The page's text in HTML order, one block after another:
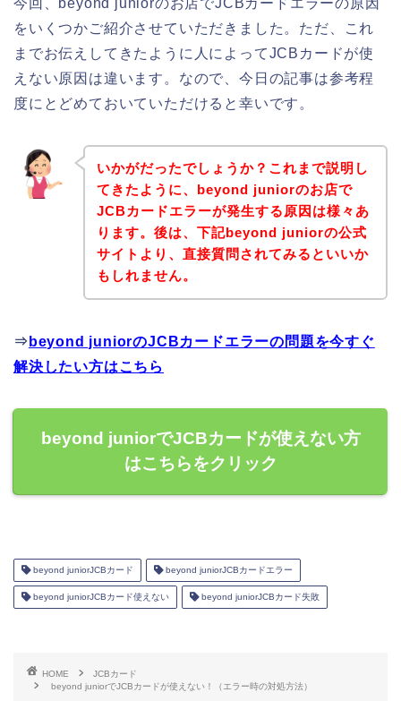
をいくつかご紹介させていただきました。ただ、これ
までお伝えしてきたように人によってJCBカードが使
えない原因は違います。なので、今日の記事は参考程
度にとどめておいていただけると幸いです。
いかがだったでしょうか？これまで説明し
てきたように、beyond juniorのお店で
JCBカードエラーが発生する原因は様々あ
ります。後は、下記beyond juniorの公式
サイトより、直接質問されてみるといいか
もしれません。
⇒ beyond juniorのJCBカードエラーの問題を今すぐ
解決したい方はこちら
beyond juniorでJCBカードが使えない方
はこちらをクリック
beyond juniorJCBカード beyond juniorJCBカードエラー
beyond juniorJCBカード使えない beyond juniorJCBカード失敗
HOME
JCBカード
beyond juniorでJCBカードが使えない！（エラー時の対処方法）